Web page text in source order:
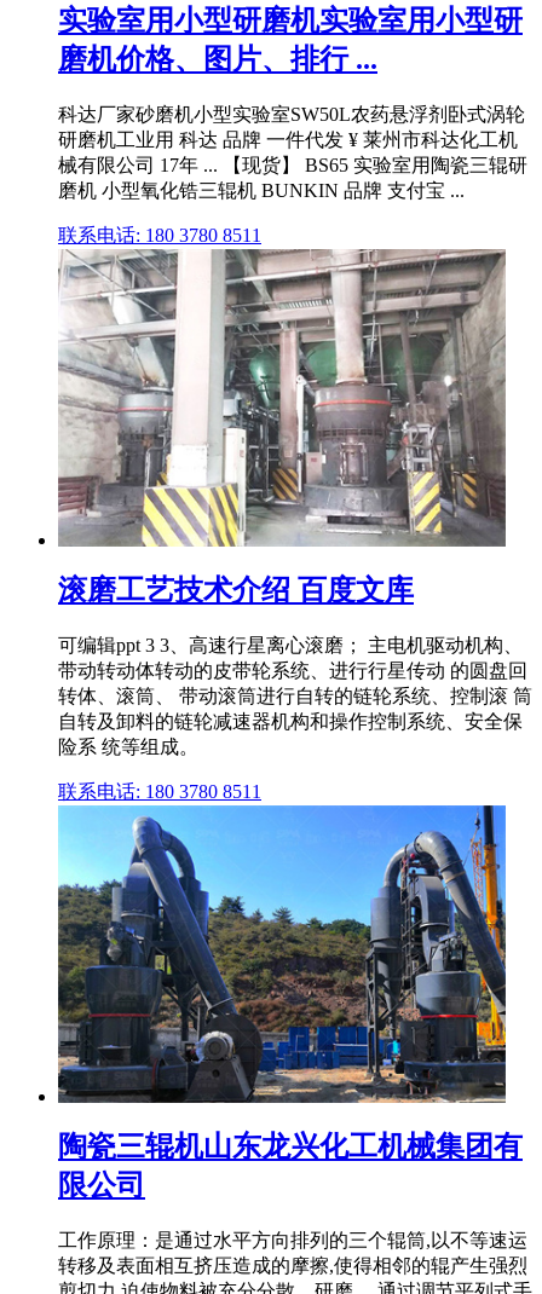
实验室用小型研磨机实验室用小型研
磨机价格、图片、排行 ...
科达厂家砂磨机小型实验室SW50L农药悬浮剂卧式涡轮
研磨机工业用 科达 品牌 一件代发 ¥ 莱州市科达化工机
械有限公司 17年 ... 【现货】 BS65 实验室用陶瓷三辊研
磨机 小型氧化锆三辊机 BUNKIN 品牌 支付宝 ...
联系电话: 180 3780 8511
滚磨工艺技术介绍 百度文库
可编辑ppt 3 3、高速行星离心滚磨； 主电机驱动机构、
带动转动体转动的皮带轮系统、进行行星传动 的圆盘回
转体、滚筒、 带动滚筒进行自转的链轮系统、控制滚 筒
自转及卸料的链轮减速器机构和操作控制系统、安全保
险系 统等组成。
联系电话: 180 3780 8511
陶瓷三辊机山东龙兴化工机械集团有
限公司
工作原理：是通过水平方向排列的三个辊筒,以不等速运
转移及表面相互挤压造成的摩擦,使得相邻的辊产生强烈